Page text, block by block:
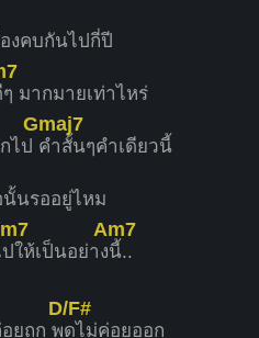
งคบกันไปกี่ปี
มากมายเท่าไหร่
ไป
Gmaj7
คำสั้นๆคำเดียวนี้
นั้นรออยู่ไหม
ปให้เป็นอย่าง
Am7
นี้..
ยถูก พู
D/F#
ดไม่ค่อยออก